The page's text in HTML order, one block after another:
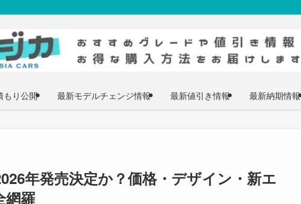
もり公開 最新モデルチェンジ情報 最新値引き情報 最新納期情報
年発売決定か？価格・デザイン・新エ
網羅